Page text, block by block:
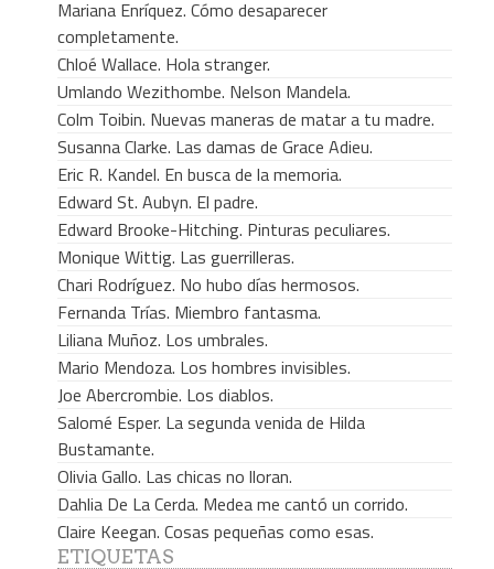
Mariana Enríquez. Cómo desaparecer
completamente.
Chloé Wallace. Hola stranger.
Umlando Wezithombe. Nelson Mandela.
Colm Toibin. Nuevas maneras de matar a tu madre.
Susanna Clarke. Las damas de Grace Adieu.
Eric R. Kandel. En busca de la memoria.
Edward St. Aubyn. El padre.
Edward Brooke-Hitching. Pinturas peculiares.
Monique Wittig. Las guerrilleras.
Chari Rodríguez. No hubo días hermosos.
Fernanda Trías. Miembro fantasma.
Liliana Muñoz. Los umbrales.
Mario Mendoza. Los hombres invisibles.
Joe Abercrombie. Los diablos.
Salomé Esper. La segunda venida de Hilda
Bustamante.
Olivia Gallo. Las chicas no lloran.
Dahlia De La Cerda. Medea me cantó un corrido.
Claire Keegan. Cosas pequeñas como esas.
ETIQUETAS